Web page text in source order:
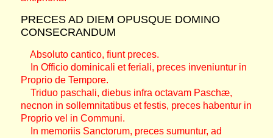
PRECES AD DIEM OPUSQUE DOMINO
CONSECRANDUM
Absoluto cantico, fiunt preces.
In Officio dominicali et feriali, preces inveniuntur in
Proprio de Tempore.
Triduo paschali, diebus infra octavam Paschæ,
necnon in sollemnitatibus et festis, preces habentur in
Proprio vel in Communi.
In memoriis Sanctorum, preces sumuntur, ad